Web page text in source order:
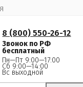
8 (800) 550-26-12
Звонок по РФ
бесплатный
Пн—Пт 9:00—17:00
Сб 9:00—14:00
Вс выходной